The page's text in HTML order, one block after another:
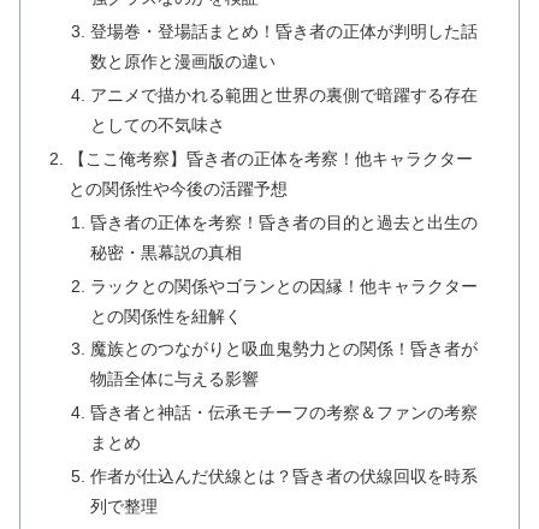
登場巻・登場話まとめ！昏き者の正体が判明した話
数と原作と漫画版の違い
アニメで描かれる範囲と世界の裏側で暗躍する存在
としての不気味さ
【ここ俺考察】昏き者の正体を考察！他キャラクター
との関係性や今後の活躍予想
昏き者の正体を考察！昏き者の目的と過去と出生の
秘密・黒幕説の真相
ラックとの関係やゴランとの因縁！他キャラクター
との関係性を紐解く
魔族とのつながりと吸血鬼勢力との関係！昏き者が
物語全体に与える影響
昏き者と神話・伝承モチーフの考察＆ファンの考察
まとめ
作者が仕込んだ伏線とは？昏き者の伏線回収を時系
列で整理